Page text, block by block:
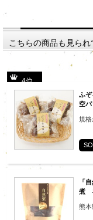
こちらの商品も見られ
4位
ふ
空
規格
「
煮
熊本